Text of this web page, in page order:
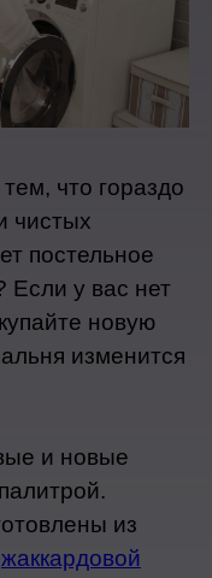
что гораздо
чистых
постельное
Если у вас нет
новую
изменится
и новые
из
жаккардовой